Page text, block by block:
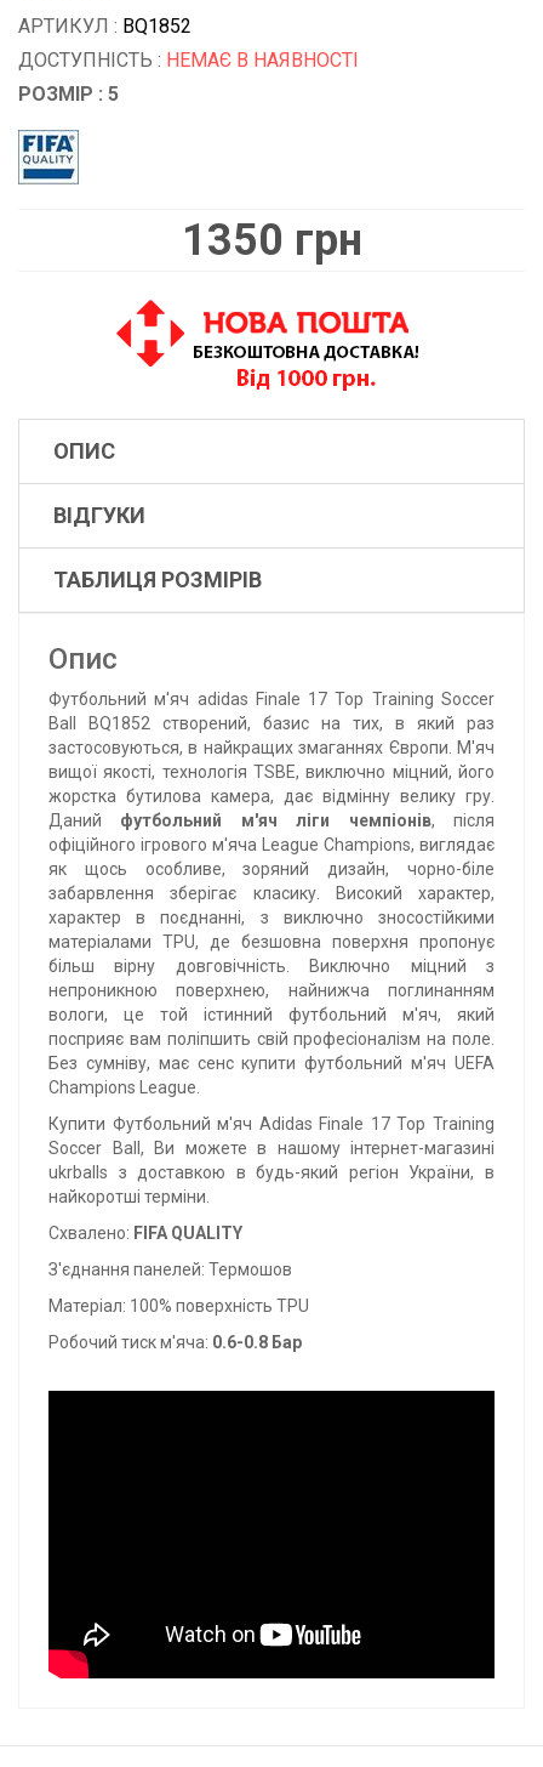
АРТИКУЛ : BQ1852
ДОСТУПНІСТЬ : НЕМАЄ В НАЯВНОСТІ
РОЗМІР : 5
1350 грн
ОПИС
ВІДГУКИ
ТАБЛИЦЯ РОЗМІРІВ
Опис
Футбольний м'яч adidas Finale 17 Top Training Soccer
Ball BQ1852 створений, базис на тих, в який раз
застосовуються, в найкращих змаганнях Європи. М'яч
вищої якості, технологія TSBE, виключно міцний, його
жорстка бутилова камера, дає відмінну велику гру.
Даний футбольний м'яч ліги чемпіонів, після
офіційного ігрового м'яча League Champions, виглядає
як щось особливе, зоряний дизайн, чорно-біле
забарвлення зберігає класику. Високий характер,
характер в поєднанні, з виключно зносостійкими
матеріалами TPU, де безшовна поверхня пропонує
більш вірну довговічність. Виключно міцний з
непроникною поверхнею, найнижча поглинанням
вологи, це той істинний футбольний м'яч, який
посприяє вам поліпшить свій професіоналізм на поле.
Без сумніву, має сенс купити футбольний м'яч UEFA
Champions League.
Купити Футбольний м'яч Adidas Finale 17 Top Training
Soccer Ball, Ви можете в нашому інтернет-магазині
ukrballs з доставкою в будь-який регіон України, в
найкоротші терміни.
Схвалено: FIFA QUALITY
З'єднання панелей: Термошов
Матеріал: 100% поверхність TPU
Робочий тиск м'яча: 0.6-0.8 Бар